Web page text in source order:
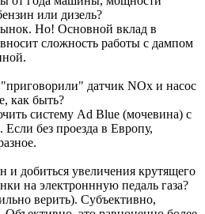
или дизель?
Но! Основной вклад в
сложность работы с дампом
датчик NOx и насос
как быть?
систему Ad Blue (мочевина) с
без проезда в Европу,
добиться увеличения крутящего
на электроннную педаль газа?
верить). Субъективно,